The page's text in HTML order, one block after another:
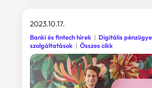
2023.10.17.
Banki és fintech hírek Digitális
szolgáltatások
Összes cikk